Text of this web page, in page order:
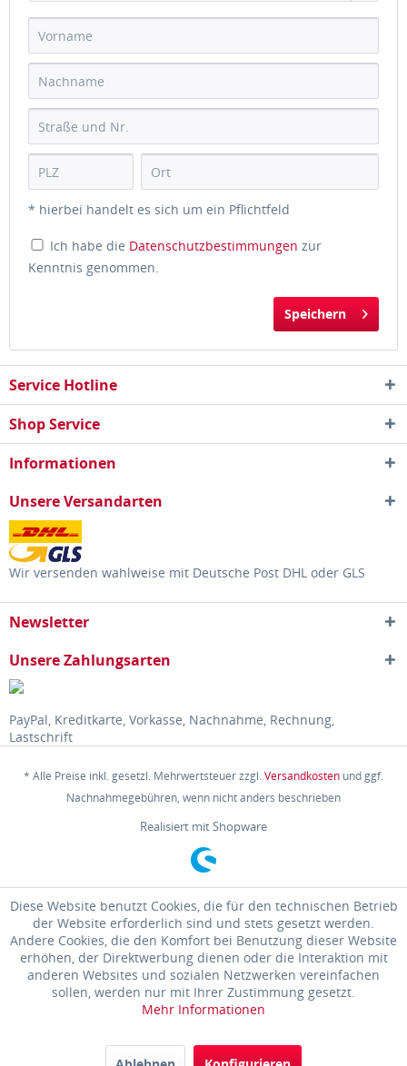
* hierbei handelt es sich um ein Pflichtfeld
Ich habe die Datenschutzbestimmungen zur
Kenntnis genommen.
Speichern
Service Hotline
Shop Service
Informationen
Unsere Versandarten
Wir versenden wahlweise mit Deutsche Post DHL oder GLS
Newsletter
Unsere Zahlungsarten
PayPal, Kreditkarte, Vorkasse, Nachnahme, Rechnung,
Lastschrift
* Alle Preise inkl. gesetzl. Mehrwertsteuer zzgl.Versandkosten und ggf.
Nachnahmegebühren, wenn nicht anders beschrieben
Realisiert mit Shopware
Diese Website benutzt Cookies, die für den technischen Betrieb
der Website erforderlich sind und stets gesetzt werden.
Andere Cookies, die den Komfort bei Benutzung dieser Website
erhöhen, der Direktwerbung dienen oder die Interaktion mit
anderen Websites und sozialen Netzwerken vereinfachen
sollen, werden nur mit Ihrer Zustimmung gesetzt.
Mehr Informationen